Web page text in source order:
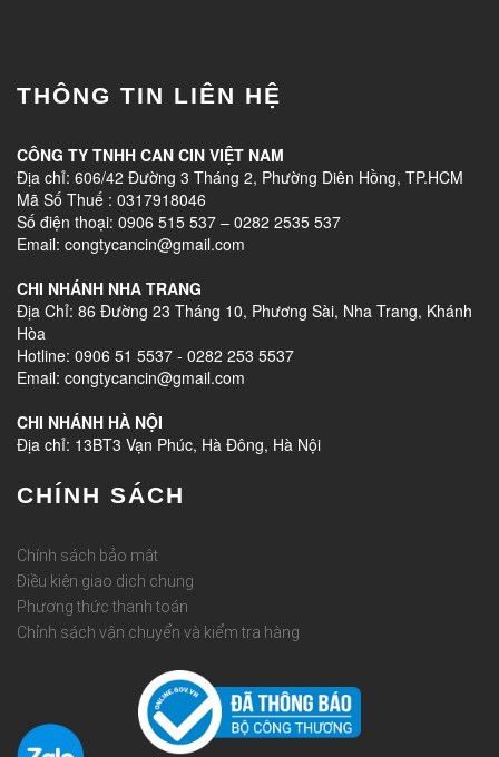
THÔNG TIN LIÊN HỆ
CÔNG TY TNHH CAN CIN VIỆT NAM
Địa chỉ: 606/42 Đường 3 Tháng 2, Phường Diên Hồng, TP.HCM
Mã Số Thuế : 0317918046
Số điện thoại: 0906 515 537 – 0282 2535 537
Email: congtycancin@gmail.com
CHI NHÁNH NHA TRANG
Địa Chỉ: 86 Đường 23 Tháng 10, Phương Sài, Nha Trang, Khánh
Hòa
Hotline: 0906 51 5537 - 0282 253 5537
Email: congtycancin@gmail.com
CHI NHÁNH HÀ NỘI
Địa chỉ: 13BT3 Vạn Phúc, Hà Đông, Hà Nội
CHÍNH SÁCH
Chính sách bảo mật
Điều kiện giao dịch chung
Phương thức thanh toán
Chỉnh sách vận chuyển và kiểm tra hàng